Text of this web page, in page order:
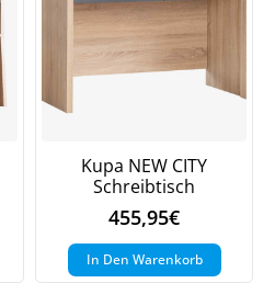
Kupa NEW CITY
Schreibtisch
455,95€
In Den Warenkorb